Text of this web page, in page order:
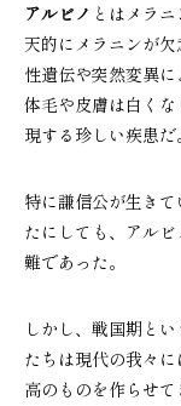
アルビノ とはメラ
天的にメラニンが
性遺伝や突然変異に
体毛や皮膚は白く
現する珍しい疾患だ。
特に謙信公が生き
たにしても、アル
難であった。
しかし、戦国期と
たちは現代の我々
高のものを作らせて